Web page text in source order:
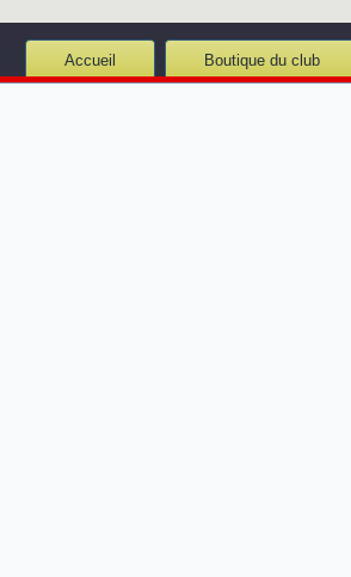
Accueil Boutique du club